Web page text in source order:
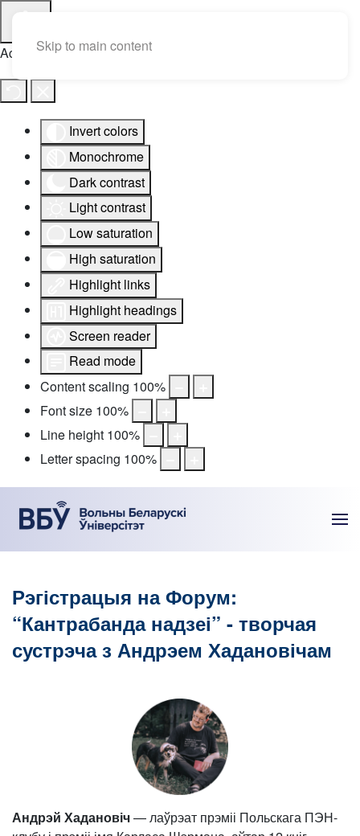
Accessibility Tools
Invert colors
Monochrome
Dark contrast
Light contrast
Low saturation
High saturation
Highlight links
Highlight headings
Screen reader
Read mode
Content scaling 100%
Font size 100%
Line height 100%
Letter spacing 100%
Skip to main content
Рэгістрацыя на Форум:
“Кантрабанда надзеі” - творчая
сустрэча з Андрэем Хадановічам
Андрэй Хадановіч— лаўрэат прэміі Польскага ПЭН-